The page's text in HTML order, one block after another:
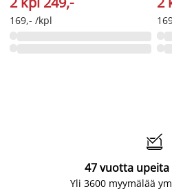
169,- /kpl

47 vuotta
Yli 3600 myymälää